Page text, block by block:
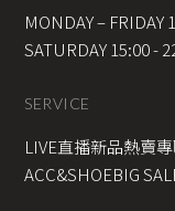
MONDAY – FRIDAY
SATURDAY 15:00 -
SERVICE
LIVE直播新品熱賣
ACC&SHOEBIG